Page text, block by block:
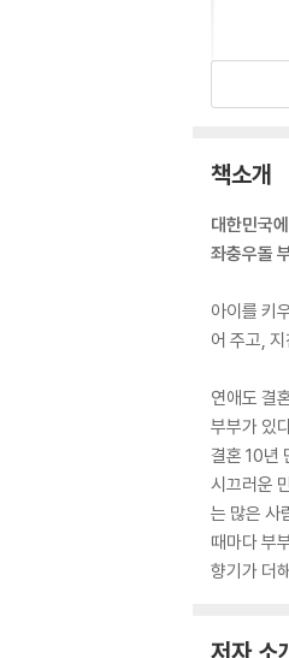
책소개
대한민국
좌충우돌
아이를 키
어 주고,
연애도 결
부부가 있
결혼 10년
시끄러운
는 많은 사
때마다 부
향기가 더
저자 소